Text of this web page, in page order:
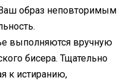
образ неповторимым
выполняются вручную
бисера. Тщательно
к истиранию,